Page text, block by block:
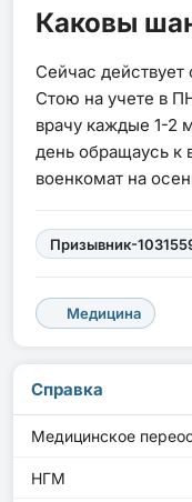
Каковы
Сейчас
Стою на учете в
врачу каждые 1-2
день обращаусь
военкомат на
Призывник-
Медицина
Справка
Медицинское
НГМ